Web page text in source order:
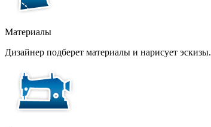
Материалы
Дизайнер подберет материалы и нарисует эскизы.